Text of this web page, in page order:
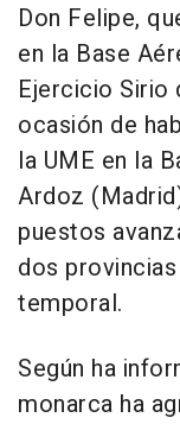
Don Felipe,
en la Base
Ejercicio Sirio
ocasión de
la UME en la
Ardoz
puestos
dos
temporal.
Según ha
monarca ha